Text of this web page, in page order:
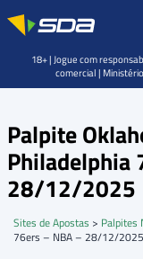
Palpite
Philadelphia
28/12/2025
Sites de Apostas > Palpites
76ers – NBA – 28/12/2025
18+ | Jogue com
comercial |